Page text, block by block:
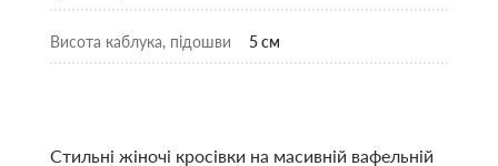
Висота каблука, підошви 5 см
Стильні жіночі кросівки на масивній вафельній